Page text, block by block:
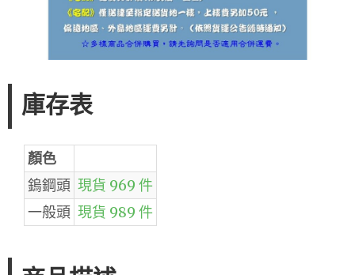
庫存表
顏色
鎢鋼頭 現貨 969 件
一般頭 現貨 989 件